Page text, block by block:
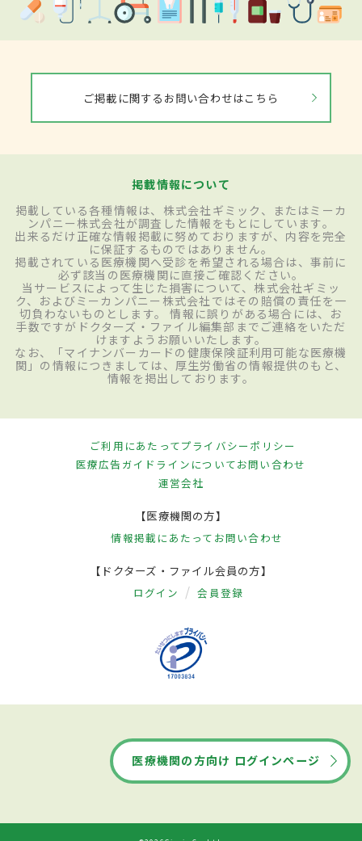
ご掲載に関するお問い合わせはこちら
掲載情報について
掲載している各種情報は、株式会社ギミック、またはミーカ
ンパニー株式会社が調査した情報をもとにしています。
出来るだけ正確な情報掲載に努めておりますが、内容を完全
に保証するものではありません。
掲載されている医療機関へ受診を希望される場合は、事前に
必ず該当の医療機関に直接ご確認ください。
当サービスによって生じた損害について、株式会社ギミッ
ク、およびミーカンパニー株式会社ではその賠償の責任を一
切負わないものとします。 情報に誤りがある場合には、お
手数ですがドクターズ・ファイル編集部までご連絡をいただ
けますようお願いいたします。
なお、「マイナンバーカードの健康保険証利用可能な医療機
関」の情報につきましては、厚生労働省の情報提供のもと、
情報を掲出しております。
ご利用にあたってプライバシーポリシー
医療広告ガイドラインについてお問い合わせ
運営会社
【医療機関の方】
情報掲載にあたって お問い合わせ
【ドクターズ・ファイル会員の方】
ログイン 会員登録
医療機関の方向け ログインページ